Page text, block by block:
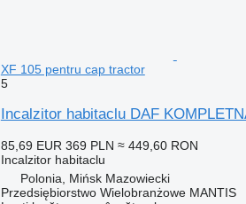
XF 105 pentru cap tractor
5
Incalzitor habitaclu DAF
85,69 EUR 369 PLN ≈ 449,60 RON
Incalzitor habitaclu
Polonia, Mińsk Mazowiecki
Przedsiębiorstwo Wielobranżowe MANTIS